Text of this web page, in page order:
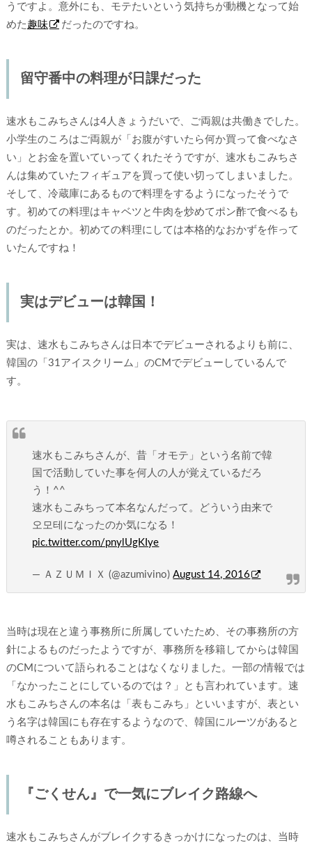
うですよ。意外にも、モテたいという気持ちが動機となって始
めた 趣味 だったのですね。
留守番中の料理が日課だった
速水もこみちさんは4人きょうだいで、ご両親は共働きでした。
小学生のころはご両親が「お腹がすいたら何か買って食べなさ
い」とお金を置いていってくれたそうですが、速水もこみちさ
んは集めていたフィギュアを買って使い切ってしまいました。
そして、冷蔵庫にあるもので料理をするようになったそうで
す。初めての料理はキャベツと牛肉を炒めてポン酢で食べるも
のだったとか。初めての料理にしては本格的なおかずを作って
いたんですね！
実はデビューは韓国！
実は、速水もこみちさんは日本でデビューされるよりも前に、
韓国の「31アイスクリーム」のCMでデビューしているんで
す。
速水もこみちさんが、昔「オモテ」という名前で韓
国で活動していた事を何人の人が覚えているだろ
う！^^
速水もこみちって本名なんだって。どういう由来で
오모테になったのか気になる！
pic.twitter.com/pnylUgKIye
— ＡＺＵＭＩＸ (@azumivino)August 14, 2016
当時は現在と違う事務所に所属していたため、その事務所の方
針によるものだったようですが、事務所を移籍してからは韓国
のCMについて語られることはなくなりました。一部の情報では
「なかったことにしているのでは？」とも言われています。速
水もこみちさんの本名は「表もこみち」といいますが、表とい
う名字は韓国にも存在するようなので、韓国にルーツがあると
噂されることもあります。
『ごくせん』で一気にブレイク路線へ
速水もこみちさんがブレイクするきっかけになったのは、当時